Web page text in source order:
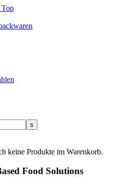
Top
keine Produkte im Warenkorb.
Food Solutions